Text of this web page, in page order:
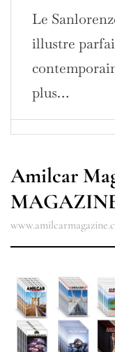
Le
illustre
plus…
Amilcar